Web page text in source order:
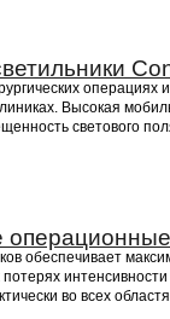
операциях и
Высокая
светового
обеспечивает
интенсивности
во всех